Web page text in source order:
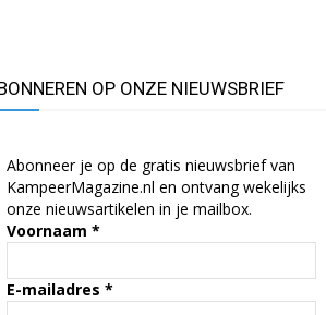
OP ONZE NIEUWSBRIEF
Abonneer je op de gratis nieuwsbrief van
KampeerMagazine.nl en ontvang wekelijks
onze nieuwsartikelen in je mailbox.
Voornaam *
E-mailadres *